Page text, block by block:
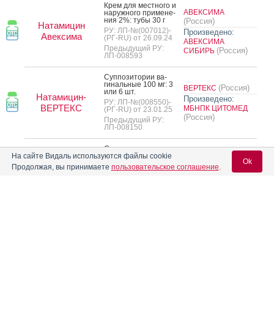
Натамицин
Авексима
Крем для мес­тно­го и
на­руж­но­го при­мене­
ния 2%: ту­бы 30 г
РУ: ЛП-№(007012)-
(РГ-RU) от 26.09.24
Предыдущий РУ:
ЛП-008593
АВЕКСИМА
(Россия)
Произведено:
АВЕКСИМА
СИБИРЬ (Россия)
Натамицин-
ВЕРТЕКС
Суп­по­зито­рии ва­
гиналь­ные 100 мг: 3
или 6 шт.
РУ: ЛП-№(008550)-
(РГ-RU) от 23.01.25
Предыдущий РУ:
ЛП-008150
ВЕРТЕКС (Россия)
Произведено:
МБНПК ЦИТОМЕД
(Россия)
Натафуцин ®
Суп­по­зито­рии ва­
гиналь­ные 100 мг: 3,
6 или 9 шт.
РУ: ЛП-№(007794)-
(Россия)
Произведено:
На сайте Видаль используются файлы cookie
Продолжая, вы принимаете пользовательское соглашение.
Ok